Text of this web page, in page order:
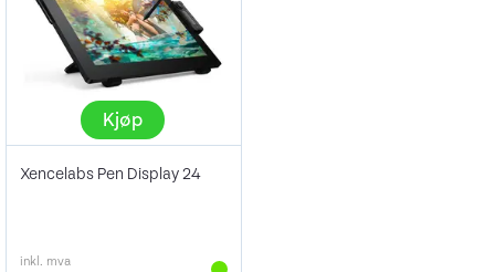
Kjøp
Xencelabs Pen Display 24
inkl. mva